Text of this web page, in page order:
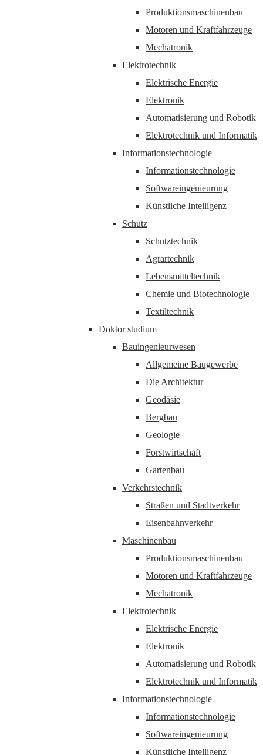
Produktionsmaschinenbau
Motoren und Kraftfahrzeuge
Mechatronik
Elektrotechnik
Elektrische Energie
Elektronik
Automatisierung und Robotik
Elektrotechnik und Informatik
Informationstechnologie
Informationstechnologie
Softwareingenieurung
Künstliche Intelligenz
Schutz
Schutztechnik
Agrartechnik
Lebensmitteltechnik
Chemie und Biotechnologie
Textiltechnik
Doktor studium
Bauingenieurwesen
Allgemeine Baugewerbe
Die Architektur
Geodäsie
Bergbau
Geologie
Forstwirtschaft
Gartenbau
Verkehrstechnik
Straßen und Stadtverkehr
Eisenbahnverkehr
Maschinenbau
Produktionsmaschinenbau
Motoren und Kraftfahrzeuge
Mechatronik
Elektrotechnik
Elektrische Energie
Elektronik
Automatisierung und Robotik
Elektrotechnik und Informatik
Informationstechnologie
Informationstechnologie
Softwareingenieurung
Künstliche Intelligenz